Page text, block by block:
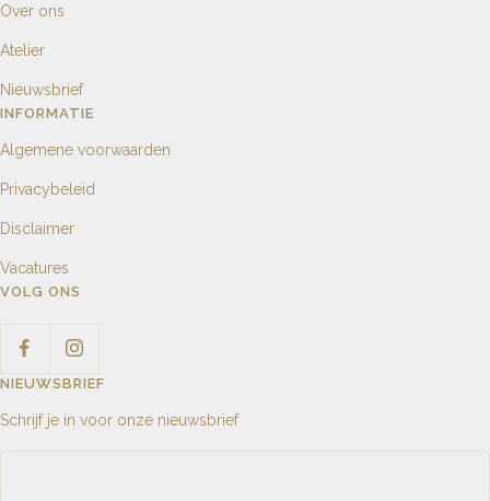
Over ons
Atelier
Nieuwsbrief
INFORMATIE
Algemene voorwaarden
Privacybeleid
Disclaimer
Vacatures
VOLG ONS
NIEUWSBRIEF
Schrijf je in voor onze nieuwsbrief